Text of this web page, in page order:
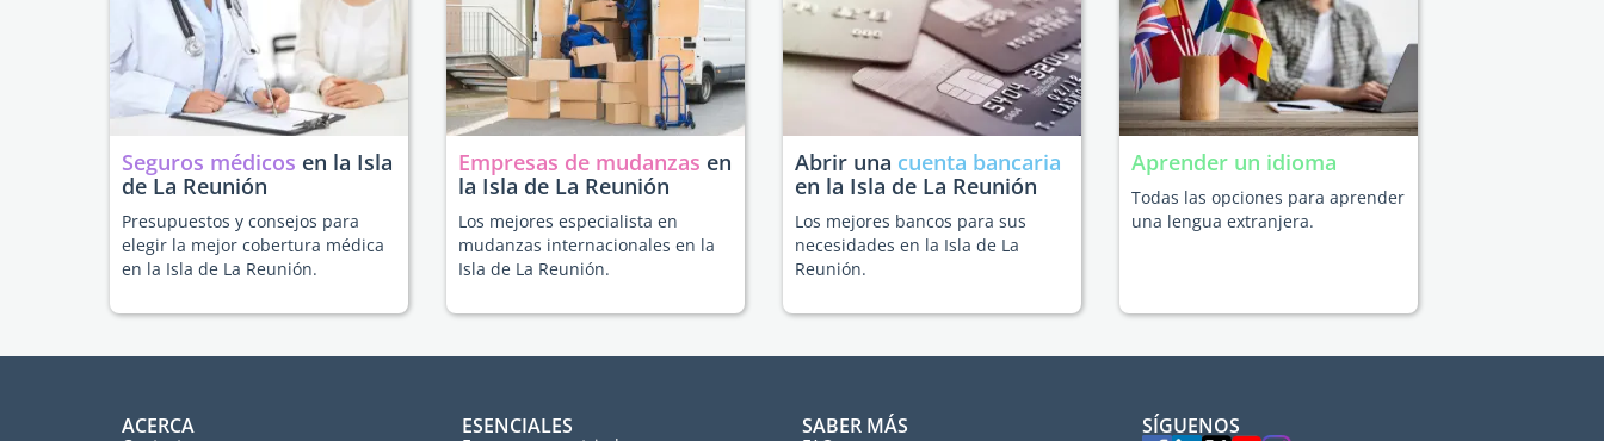
Seguros médicos en la Isla
de La Reunión
Presupuestos y consejos para
elegir la mejor cobertura médica
en la Isla de La Reunión.
Empresas de mudanzas en
la Isla de La Reunión
Los mejores especialista en
mudanzas internacionales en la
Isla de La Reunión.
Abrir una cuenta bancaria
en la Isla de La Reunión
Los mejores bancos para sus
necesidades en la Isla de La
Reunión.
Aprender un idioma
Todas las opciones para aprender
una lengua extranjera.
ACERCA ESENCIALES SABER MÁS SÍGUENOS